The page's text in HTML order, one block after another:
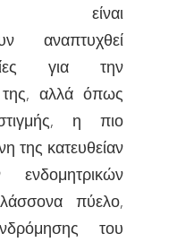
είναι
αναπτυχθεί
για την
της, αλλά όπως
η πιο
της κατευθείαν
πύελο,
του